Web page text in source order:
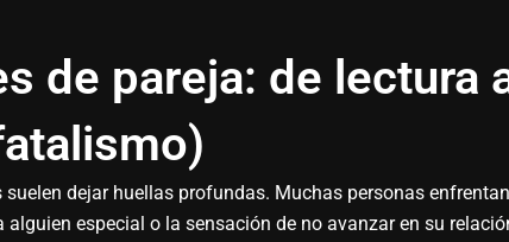
de pareja: de lectura
dejar huellas profundas. Muchas personas enfrentan
especial o la sensación de no avanzar en su